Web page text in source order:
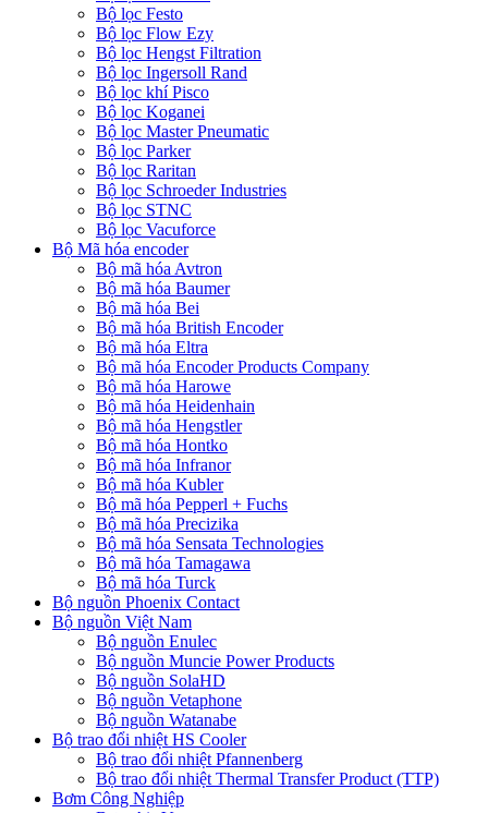
Bộ lọc Festo
Bộ lọc Flow Ezy
Bộ lọc Hengst Filtration
Bộ lọc Ingersoll Rand
Bộ lọc khí Pisco
Bộ lọc Koganei
Bộ lọc Master Pneumatic
Bộ lọc Parker
Bộ lọc Raritan
Bộ lọc Schroeder Industries
Bộ lọc STNC
Bộ lọc Vacuforce
Bộ Mã hóa encoder
Bộ mã hóa Avtron
Bộ mã hóa Baumer
Bộ mã hóa Bei
Bộ mã hóa British Encoder
Bộ mã hóa Eltra
Bộ mã hóa Encoder Products Company
Bộ mã hóa Harowe
Bộ mã hóa Heidenhain
Bộ mã hóa Hengstler
Bộ mã hóa Hontko
Bộ mã hóa Infranor
Bộ mã hóa Kubler
Bộ mã hóa Pepperl + Fuchs
Bộ mã hóa Precizika
Bộ mã hóa Sensata Technologies
Bộ mã hóa Tamagawa
Bộ mã hóa Turck
Bộ nguồn Phoenix Contact
Bộ nguồn Việt Nam
Bộ nguồn Enulec
Bộ nguồn Muncie Power Products
Bộ nguồn SolaHD
Bộ nguồn Vetaphone
Bộ nguồn Watanabe
Bộ trao đổi nhiệt HS Cooler
Bộ trao đổi nhiệt Pfannenberg
Bộ trao đổi nhiệt Thermal Transfer Product (TTP)
Bơm Công Nghiệp